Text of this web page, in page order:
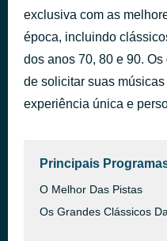
exclusiva com as
época, incluindo
dos anos 70, 80 e 90.
de solicitar suas
experiência única e
Principais
O Melhor Das Pistas
Os Grandes Clássicos